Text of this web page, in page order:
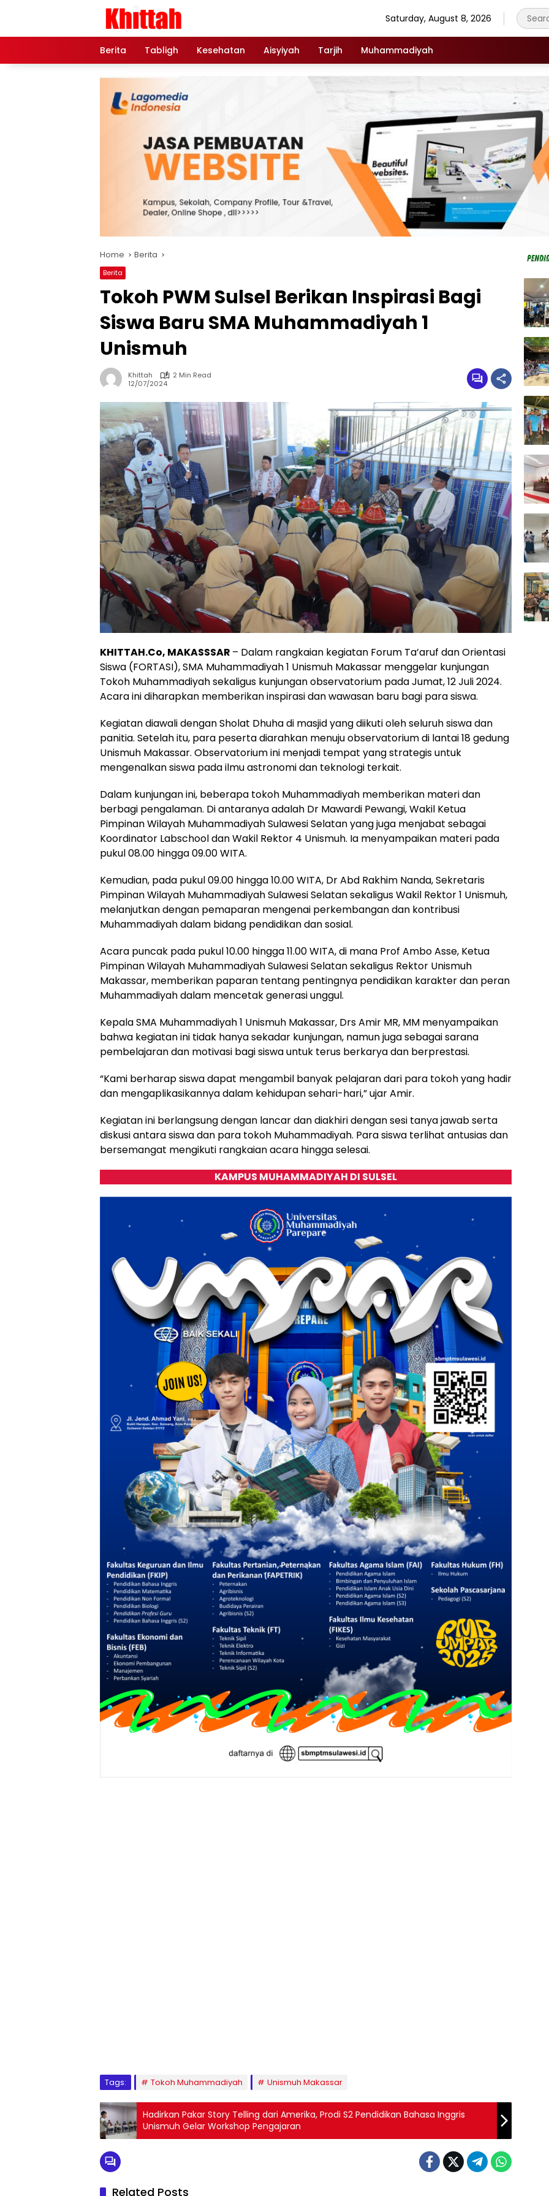
Saturday, August 8, 2026
Berita Tabligh Kesehatan Aisyiyah Tarjih Muhammadiyah
Home Berita
Berita
Tokoh PWM Sulsel Berikan Inspirasi Bagi
Siswa Baru SMA Muhammadiyah 1
Unismuh
Khittah
2 Min Read
12/07/2024
KHITTAH.Co, MAKASSSAR – Dalam rangkaian kegiatan Forum Ta’aruf dan Orientasi
Siswa (FORTASI), SMA Muhammadiyah 1 Unismuh Makassar menggelar kunjungan
Tokoh Muhammadiyah sekaligus kunjungan observatorium pada Jumat, 12 Juli 2024.
Acara ini diharapkan memberikan inspirasi dan wawasan baru bagi para siswa.
Kegiatan diawali dengan Sholat Dhuha di masjid yang diikuti oleh seluruh siswa dan
panitia. Setelah itu, para peserta diarahkan menuju observatorium di lantai 18 gedung
Unismuh Makassar. Observatorium ini menjadi tempat yang strategis untuk
mengenalkan siswa pada ilmu astronomi dan teknologi terkait.
Dalam kunjungan ini, beberapa tokoh Muhammadiyah memberikan materi dan
berbagi pengalaman. Di antaranya adalah Dr Mawardi Pewangi, Wakil Ketua
Pimpinan Wilayah Muhammadiyah Sulawesi Selatan yang juga menjabat sebagai
Koordinator Labschool dan Wakil Rektor 4 Unismuh. Ia menyampaikan materi pada
pukul 08.00 hingga 09.00 WITA.
Kemudian, pada pukul 09.00 hingga 10.00 WITA, Dr Abd Rakhim Nanda, Sekretaris
Pimpinan Wilayah Muhammadiyah Sulawesi Selatan sekaligus Wakil Rektor 1 Unismuh,
melanjutkan dengan pemaparan mengenai perkembangan dan kontribusi
Muhammadiyah dalam bidang pendidikan dan sosial.
Acara puncak pada pukul 10.00 hingga 11.00 WITA, di mana Prof Ambo Asse, Ketua
Pimpinan Wilayah Muhammadiyah Sulawesi Selatan sekaligus Rektor Unismuh
Makassar, memberikan paparan tentang pentingnya pendidikan karakter dan peran
Muhammadiyah dalam mencetak generasi unggul.
Kepala SMA Muhammadiyah 1 Unismuh Makassar, Drs Amir MR, MM menyampaikan
bahwa kegiatan ini tidak hanya sekadar kunjungan, namun juga sebagai sarana
pembelajaran dan motivasi bagi siswa untuk terus berkarya dan berprestasi.
“Kami berharap siswa dapat mengambil banyak pelajaran dari para tokoh yang hadir
dan mengaplikasikannya dalam kehidupan sehari-hari,” ujar Amir.
Kegiatan ini berlangsung dengan lancar dan diakhiri dengan sesi tanya jawab serta
diskusi antara siswa dan para tokoh Muhammadiyah. Para siswa terlihat antusias dan
bersemangat mengikuti rangkaian acara hingga selesai.
KAMPUS MUHAMMADIYAH DI SULSEL
Tags: Tokoh Muhammadiyah Unismuh Makassar
Hadirkan Pakar Story Telling dari Amerika, Prodi S2 Pendidikan Bahasa Inggris
Unismuh Gelar Workshop Pengajaran
Related Posts